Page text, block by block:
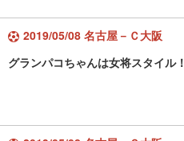
2019/05/08 名古屋－Ｃ大阪
グランパコちゃんは女将スタイル！